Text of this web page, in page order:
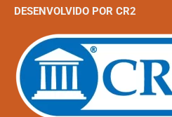
DESENVOLVIDO POR CR2